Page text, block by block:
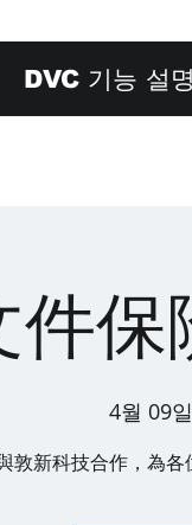
DVC 기능 설
件
4월 09
敦新科技合作，為